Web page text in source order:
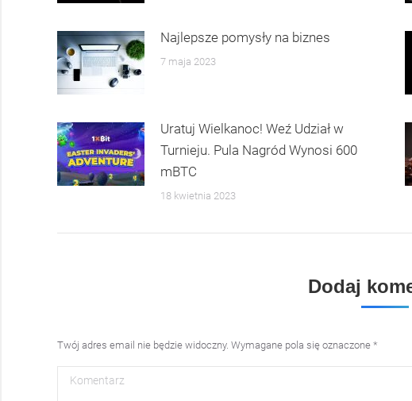
Najlepsze pomysły na biznes
7 maja 2023
Uratuj Wielkanoc! Weź Udział w
Turnieju. Pula Nagród Wynosi 600
mBTC
18 kwietnia 2023
Dodaj
Twój adres email nie będzie widoczny. Wymagane pola się oznaczone *
Komentarz